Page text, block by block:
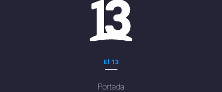
El 13
Portada